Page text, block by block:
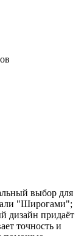
выбор для
"Широгами";
дизайн придаёт
точность и